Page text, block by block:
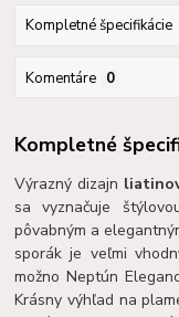
Kompletné špecifikácie
Komentáre 0
Kompletné
Výrazný dizajn
sa vyznačuje
pôvabným a
sporák je veľmi
možno Neptún
Krásny výhľad na